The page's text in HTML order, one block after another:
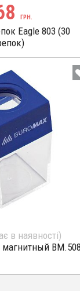
ГРН.
Eagle 803 (30
в наявності)